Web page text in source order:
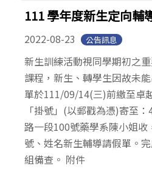
111 學年度新生定向輔
2022-08-23 公告訊息
新生訓練活動視同學期初之
課程，新生、轉學生因故未
單於111/09/14(三)前繳至卓
「掛號」(以郵戳為憑)寄至
路一段100號藥學系陳小姐
號、姓名新生輔導請假單。
組備查。 附件